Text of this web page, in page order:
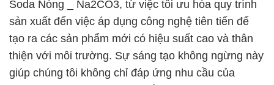
Soda Nóng _ Na2CO3, từ việc tối ưu hóa quy trình
sản xuất đến việc áp dụng công nghệ tiên tiến để
tạo ra các sản phẩm mới có hiệu suất cao và thân
thiện với môi trường. Sự sáng tạo không ngừng này
giúp chúng tôi không chỉ đáp ứng nhu cầu của